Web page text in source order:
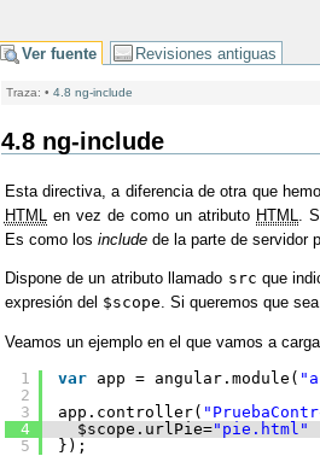
Ver fuente Revisiones antiguas
Traza: • 4.8 ng-include
4.8 ng-include
Esta directiva, a diferencia de otra que
HTML en vez de como un atributo HTML
.
Es como los includede la parte de servidor
Dispone de un atributo llamado src que
expresión del $scope. Si queremos que
Veamos un ejemplo en el que vamos a
1
2
3
4
5
var app = angular.module(
app.controller(
$scope.urlPie="pie.html"
});